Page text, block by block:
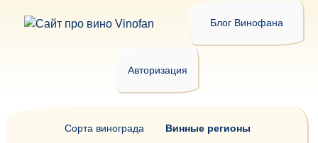
Блог Винофана
Авторизация
Сорта винограда
Винные регионы